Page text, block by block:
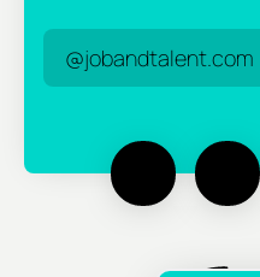
@jobandtalent.com